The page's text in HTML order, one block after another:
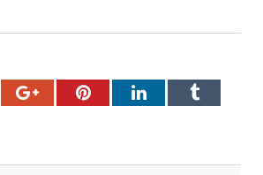
Google+PinterestLinkedInTumblr